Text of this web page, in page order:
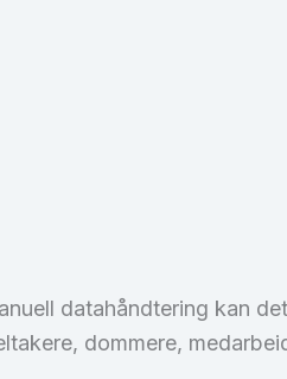
datahåndtering kan
dommere,